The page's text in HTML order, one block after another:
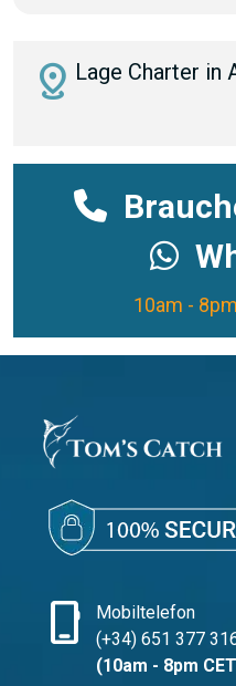
distance Lage Charter in
10am -
phone_iphone
Mobiltelefon
(+34) 651 377
(10am - 8pm